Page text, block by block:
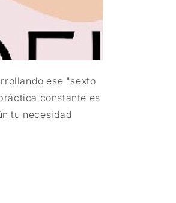
ese "sexto
constante es
tu necesidad